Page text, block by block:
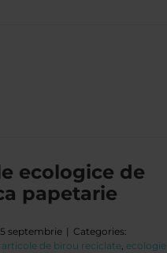
ecologice de
papetarie
septembrie | Categories:
articole de birou reciclate, ecologie